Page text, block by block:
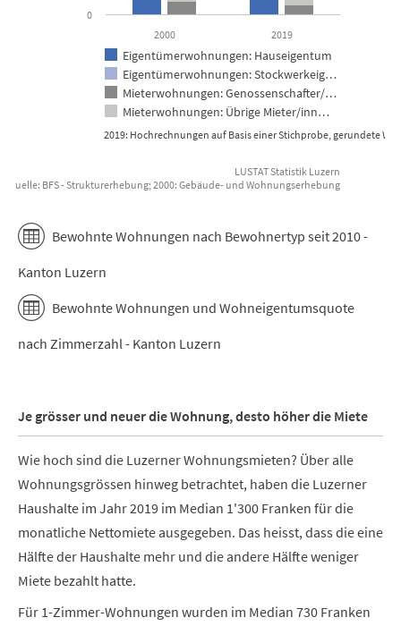
2019: Hochrechnungen auf Basis einer Stichprobe, gerundete
Eigentümerwohnungen: Hauseigentum
Eigentümerwohnungen: Stockwerkeig…
Mieterwohnungen: Genossenschafter/…
Mieterwohnungen: Übrige Mieter/inn…
2000 2019
0
LUSTAT Statistik Luzern
BFS - Strukturerhebung; 2000: Gebäude- und Wohnungserhebung
Bewohnte Wohnungen nach Bewohnertyp seit 2010 -
Kanton Luzern
Bewohnte Wohnungen und Wohneigentumsquote
nach Zimmerzahl - Kanton Luzern
Je grösser und neuer die Wohnung, desto höher die Miete
Wie hoch sind die Luzerner Wohnungsmieten? Über alle
Wohnungsgrössen hinweg betrachtet, haben die Luzerner
Haushalte im Jahr 2019 im Median 1'300 Franken für die
monatliche Nettomiete ausgegeben. Das heisst, dass die eine
Hälfte der Haushalte mehr und die andere Hälfte weniger
Miete bezahlt hatte.
Für 1-Zimmer-Wohnungen wurden im Median 730 Franken